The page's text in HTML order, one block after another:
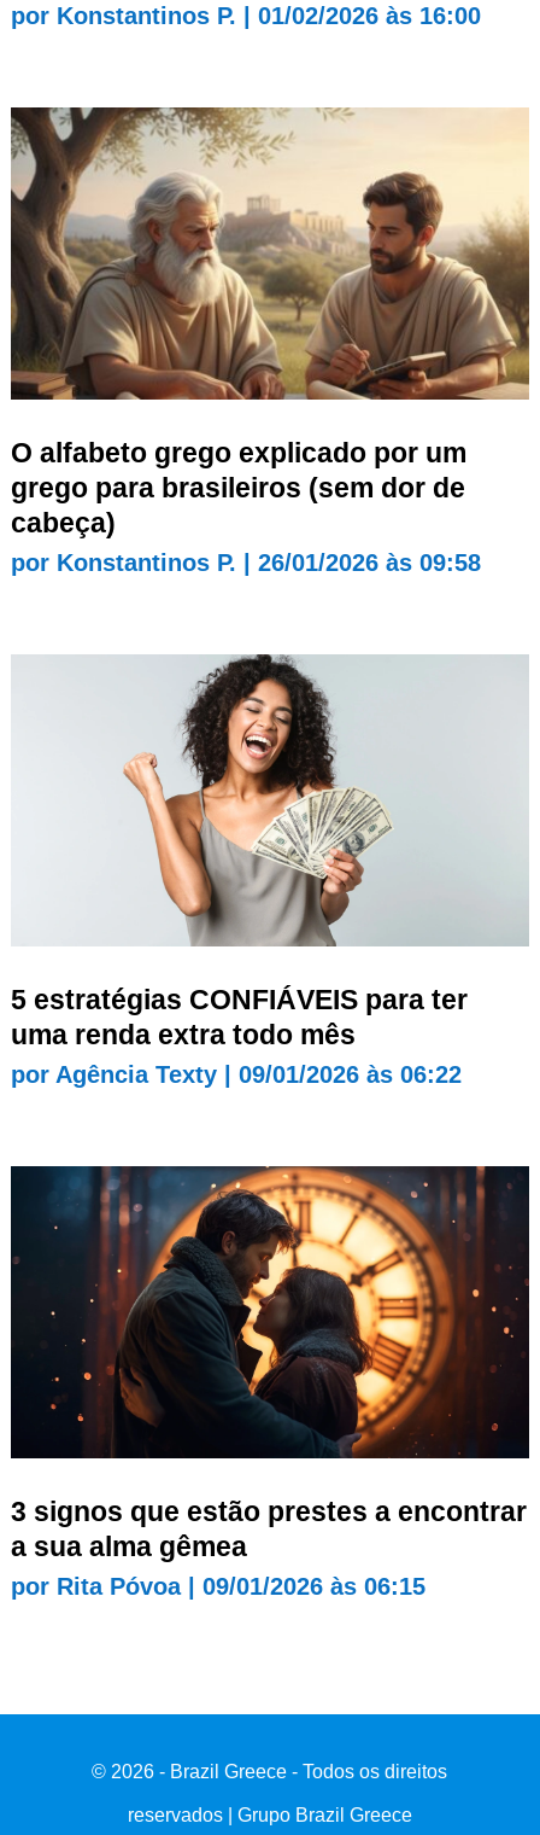
por Konstantinos P. 01/02/2026 às 16:00
O alfabeto grego explicado por um
grego para brasileiros (sem dor de
cabeça)
por Konstantinos P. 26/01/2026 às 09:58
5 estratégias CONFIÁVEIS para ter
uma renda extra todo mês
por Agência Texty| 09/01/2026 às 06:22
3 signos que estão prestes a encontrar
a sua alma gêmea
por Rita Póvoa| 09/01/2026 às 06:15
© 2026 - Brazil Greece - Todos os direitos
reservados | Grupo Brazil Greece